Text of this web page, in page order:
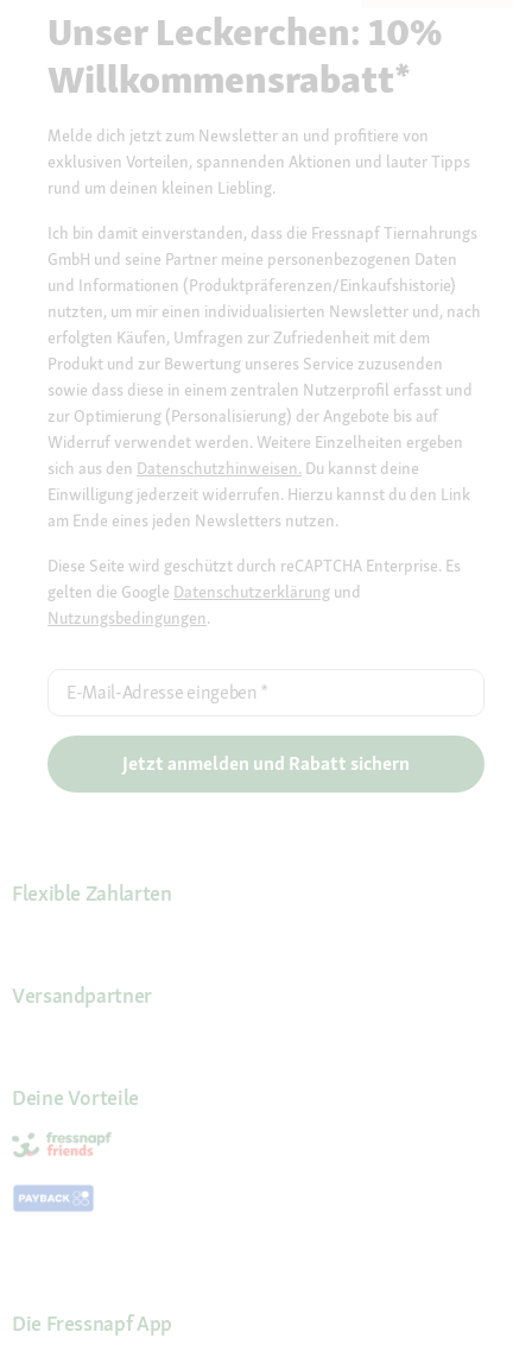
Unser Leckerchen: 10%
Willkommensrabatt*
Melde dich jetzt zum Newsletter an und profitiere von
exklusiven Vorteilen, spannenden Aktionen und lauter Tipps
rund um deinen kleinen Liebling.
Ich bin damit einverstanden, dass die Fressnapf Tiernahrungs
GmbH und seine Partner meine personenbezogenen Daten
und Informationen (Produktpräferenzen/Einkaufshistorie)
nutzten, um mir einen individualisierten Newsletter und, nach
erfolgten Käufen, Umfragen zur Zufriedenheit mit dem
Produkt und zur Bewertung unseres Service zuzusenden
sowie dass diese in einem zentralen Nutzerprofil erfasst und
zur Optimierung (Personalisierung) der Angebote bis auf
Widerruf verwendet werden. Weitere Einzelheiten ergeben
sich aus den Datenschutzhinweisen. Du kannst deine
Einwilligung jederzeit widerrufen. Hierzu kannst du den Link
am Ende eines jeden Newsletters nutzen.
Diese Seite wird geschützt durch reCAPTCHA Enterprise. Es
gelten die Google Datenschutzerklärung und
Nutzungsbedingungen.
E-Mail-Adresse eingeben *
Jetzt anmelden und Rabatt sichern
Flexible Zahlarten
Versandpartner
Deine Vorteile
Die Fressnapf App